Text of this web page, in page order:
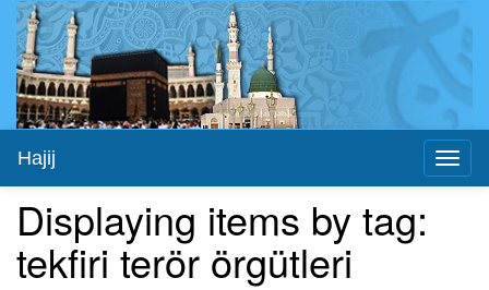
Hajij
Displaying items by tag:
tekfiri terör örgütleri